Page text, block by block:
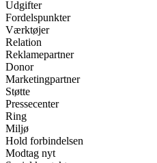
Udgifter
Fordelspunkter
Værktøjer
Relation
Reklamepartner
Donor
Marketingpartner
Støtte
Pressecenter
Ring
Miljø
Hold forbindelsen
Modtag nyt